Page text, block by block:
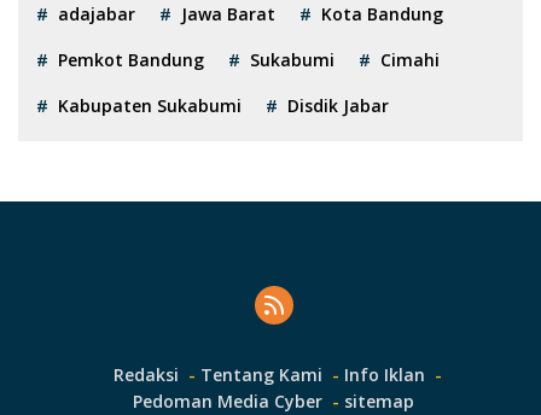
adajabar Jawa Barat
Kota Bandung
Pemkot Bandung
Sukabumi
Cimahi
Kabupaten Sukabumi
Disdik Jabar